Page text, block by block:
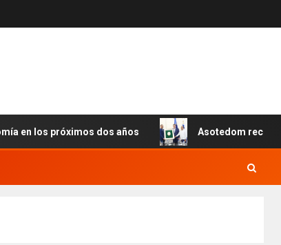
los próximos dos años Asotedom reconoce a